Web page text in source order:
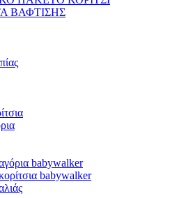
ΒΑΦΤΙΣΗΣ
babywalker
babywalker